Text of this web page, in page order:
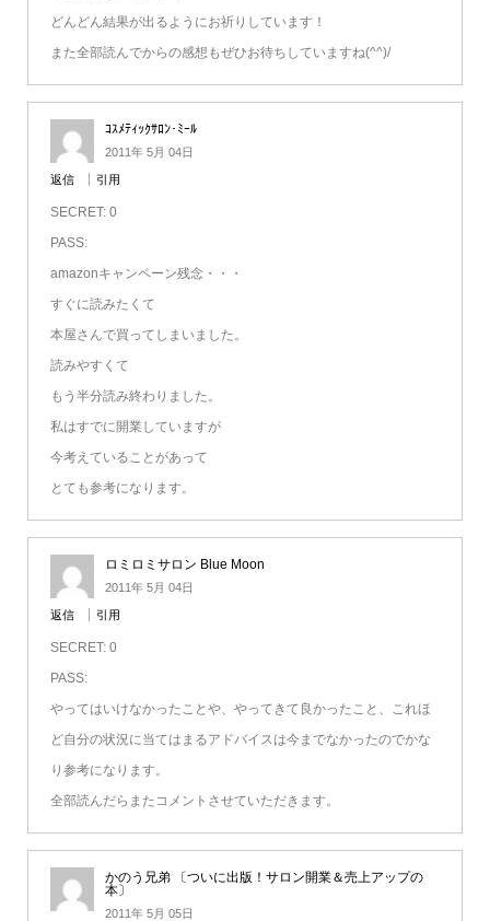
どんどん結果が出るようにお祈りしています！
また全部読んでからの感想もぜひお待ちしていますね(^^)/
ｺｽﾒﾃｨｯｸｻﾛﾝ･ﾐｰﾙ
2011年 5月 04日
返信 引用
SECRET: 0
PASS:
amazonキャンペーン残念・・・
すぐに読みたくて
本屋さんで買ってしまいました。
読みやすくて
もう半分読み終わりました。
私はすでに開業していますが
今考えていることがあって
とても参考になります。
ロミロミサロン Blue Moon
2011年 5月 04日
返信 引用
SECRET: 0
PASS:
やってはいけなかったことや、やってきて良かったこと、これほ
ど自分の状況に当てはまるアドバイスは今までなかったのでかな
り参考になります。
全部読んだらまたコメントさせていただきます。
かのう兄弟 〔ついに出版！サロン開業＆売上アップの
本〕
2011年 5月 05日